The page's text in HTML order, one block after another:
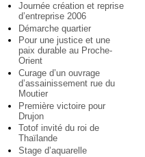
Journée création et reprise
d’entreprise 2006
Démarche quartier
Pour une justice et une
paix durable au Proche-
Orient
Curage d’un ouvrage
d’assainissement rue du
Moutier
Première victoire pour
Drujon
Totof invité du roi de
Thaïlande
Stage d’aquarelle